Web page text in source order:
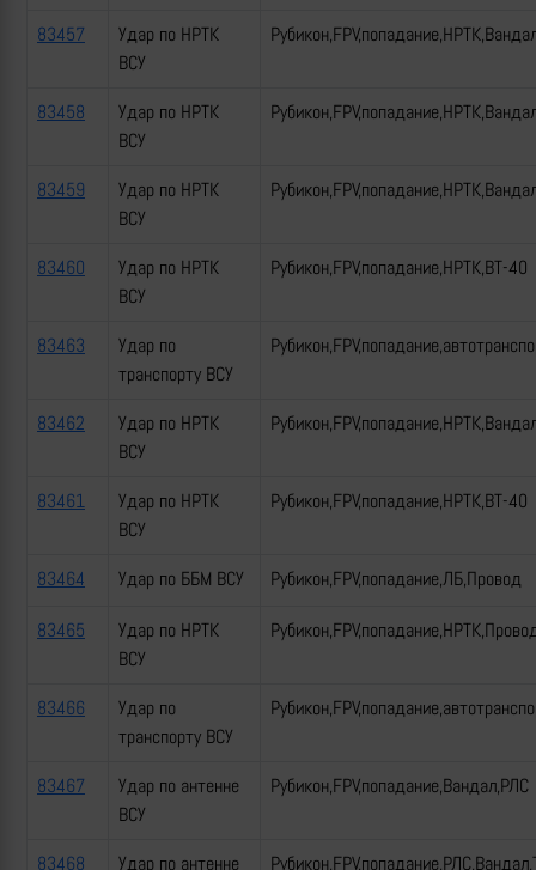
83457
Удар по НРТК
ВСУ
83458
Удар по НРТК
ВСУ
83459
Удар по НРТК
ВСУ
83460
Удар по НРТК
ВСУ
Рубикон,FPV,попадание,НРТК,ВТ-40
83463
Удар по
транспорту ВСУ
83462
Удар по НРТК
ВСУ
83461
Удар по НРТК
ВСУ
Рубикон,FPV,попадание,НРТК,ВТ-40
83464 Удар по ББМ ВСУ Рубикон,FPV,попадание,ЛБ,Провод
83465
Удар по НРТК
ВСУ
83466
Удар по
транспорту ВСУ
83467
Удар по антенне
ВСУ
Рубикон,FPV,попадание,Вандал,РЛС
83468
Удар по антенне